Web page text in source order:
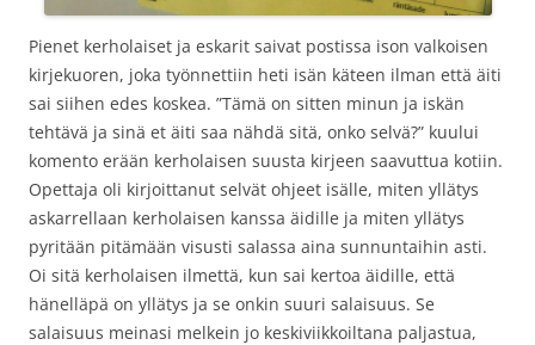
Pienet kerholaiset ja eskarit saivat postissa ison valkoisen
kirjekuoren, joka työnnettiin heti isän käteen ilman että äiti
sai siihen edes koskea. ”Tämä on sitten minun ja iskän
tehtävä ja sinä et äiti saa nähdä sitä, onko selvä?” kuului
komento erään kerholaisen suusta kirjeen saavuttua kotiin.
Opettaja oli kirjoittanut selvät ohjeet isälle, miten yllätys
askarrellaan kerholaisen kanssa äidille ja miten yllätys
pyritään pitämään visusti salassa aina sunnuntaihin asti.
Oi sitä kerholaisen ilmettä, kun sai kertoa äidille, että
hänelläpä on yllätys ja se onkin suuri salaisuus. Se
salaisuus meinasi melkein jo keskiviikkoiltana paljastua,